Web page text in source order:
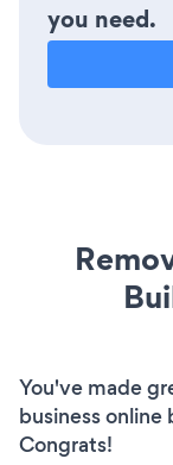
you need.
You've made
business
Congrats!